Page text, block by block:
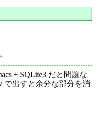
+ SQLite3 だと問題な
で出すと余分な部分を消